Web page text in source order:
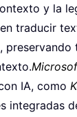
y la
traducir
preservando
IA, como
integradas